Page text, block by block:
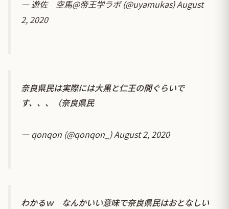
— 遊佐 空馬@帝王学ラボ (@uyamukas)August
2, 2020
奈良県民は実際には大黒と仁王の間ぐらいで
す、、、（奈良県民
— qonqon (@qonqon_)August 2, 2020
わかるｗ なんかいい意味で奈良県民はおとなしい